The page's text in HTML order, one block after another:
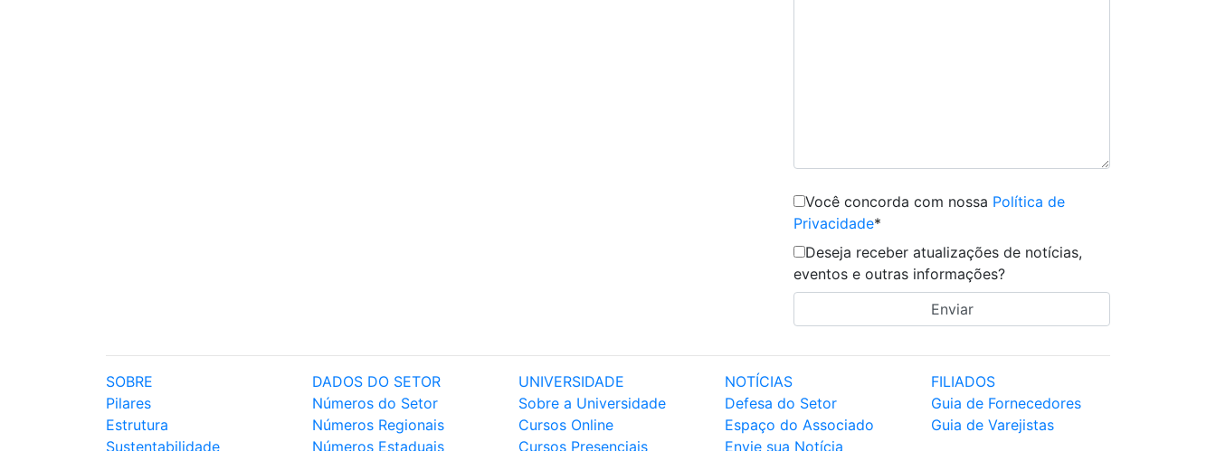
Você concorda com nossa Política de
Privacidade*
Deseja receber atualizações de notícias,
eventos e outras informações?
SOBRE
Pilares
Estrutura
Sustentabilidade
DADOS DO SETOR
Números do Setor
Números Regionais
Números Estaduais
UNIVERSIDADE
Sobre a Universidade
Cursos Online
Cursos Presenciais
NOTÍCIAS
Defesa do Setor
Espaço do Associado
Envie sua Notícia
FILIADOS
Guia de Fornecedores
Guia de Varejistas